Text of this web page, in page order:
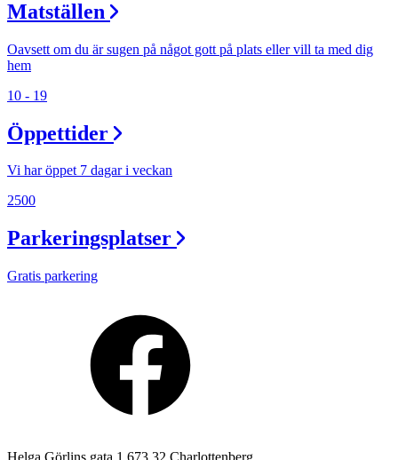
Matställen
Oavsett om du är sugen på något gott på plats eller vill ta med dig
hem
10 - 19
Öppettider
Vi har öppet 7 dagar i veckan
2500
Parkeringsplatser
Gratis parkering